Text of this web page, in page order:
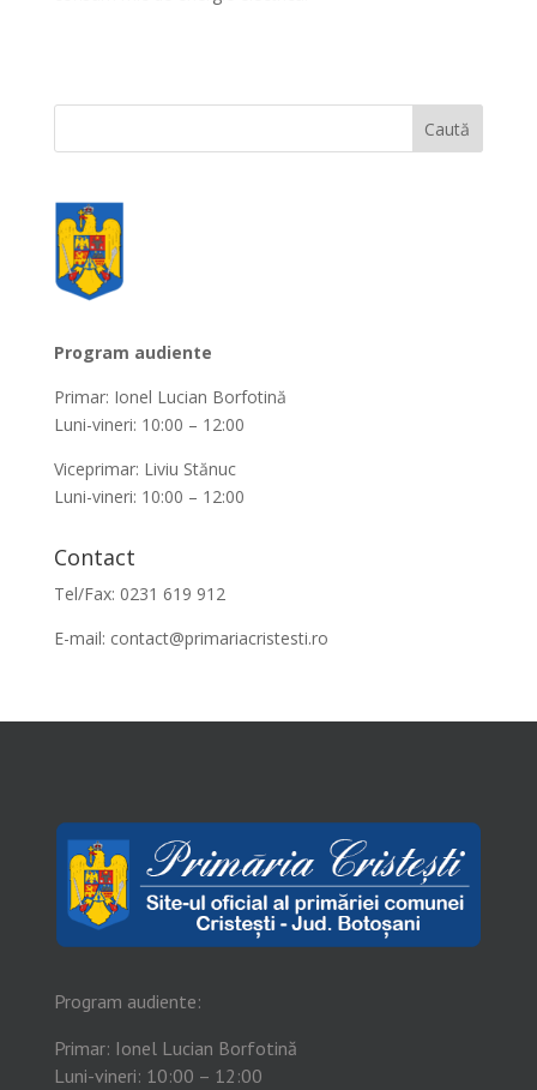
Program audiente
Primar: Ionel Lucian Borfotină
Luni-vineri: 10:00 – 12:00
Viceprimar: Liviu Stănuc
Luni-vineri: 10:00 – 12:00
Contact
Tel/Fax: 0231 619 912
E-mail: contact@primariacristesti.ro
Program audiente:
Primar: Ionel Lucian Borfotină
Luni-vineri: 10:00 – 12:00